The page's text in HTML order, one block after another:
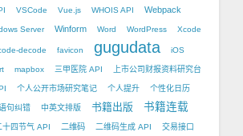
VSCode Vue.js WHOIS API Webpack
Server Winform Word WordPress Xcode
decode favicon gugudata iOS
mapbox 三甲医院 API 上市公司财报资料研究台
个人公开市场研究笔记 个人提升 个性化日历
句纠错 中英文排版 书籍出版 书籍连载
十四节气 API 二维码 二维码生成 API 交易接口